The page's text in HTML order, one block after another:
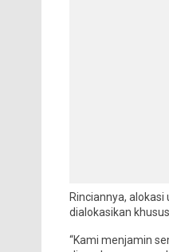
Rinciannya,
dialokasikan
“Kami menjamin